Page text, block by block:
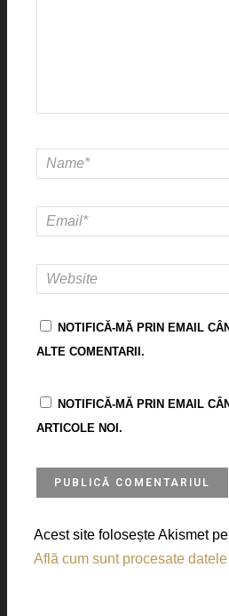
NOTIFICĂ-MĂ PRIN EMAIL
ALTE COMENTARII.
NOTIFICĂ-MĂ PRIN EMAIL
ARTICOLE NOI.
Acest site folosește Akismet
Află cum sunt procesate